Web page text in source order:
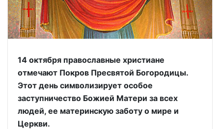
14 октября православные христиане
отмечают Покров Пресвятой Богородицы.
Этот день символизирует особое
заступничество Божией Матери за всех
людей, ее материнскую заботу о мире и
Церкви.